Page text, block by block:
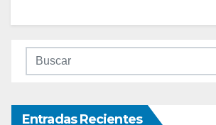
Entradas Recientes